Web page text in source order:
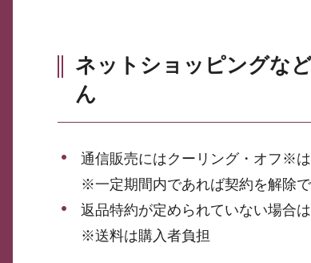
ネットショッピングな
ん
通信販売にはクーリング・オフ※
※一定期間内であれば契約を解除
返品特約が定められていない場合
※送料は購入者負担